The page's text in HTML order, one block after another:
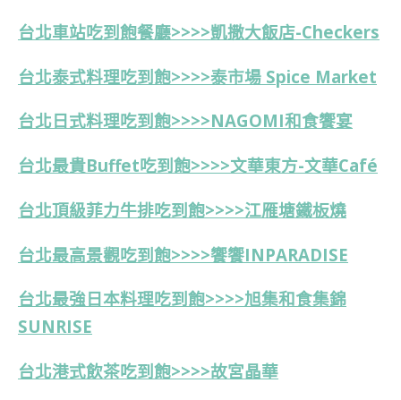
台北車站吃到飽餐廳>>>>凱撒大飯店-Checkers
台北泰式料理吃到飽>>>>泰市場 Spice Market
台北日式料理吃到飽>>>>NAGOMI和食饗宴
台北最貴Buffet吃到飽>>>>文華東方-文華Café
台北頂級菲力牛排吃到飽>>>>江雁塘鐵板燒
台北最高景觀吃到飽>>>>饗饗INPARADISE
台北最強日本料理吃到飽>>>>旭集和食集錦
SUNRISE
台北港式飲茶吃到飽>>>>故宮晶華